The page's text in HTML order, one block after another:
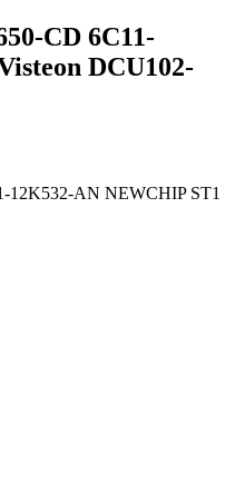
CD 6C11-
DCU102-
12K532-AN NEWCHIP ST1